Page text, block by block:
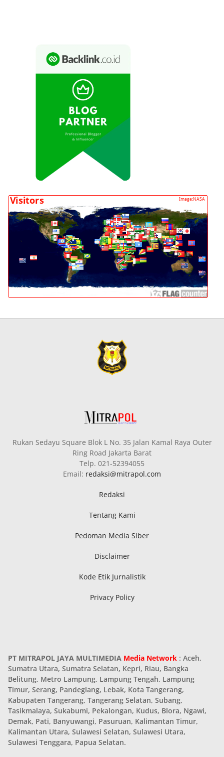
Rukan Sedayu Square Blok L No. 35 Jalan Kamal Raya Outer
Ring Road Jakarta Barat
Telp. 021-52394055
Email: redaksi@mitrapol.com
Redaksi
Tentang Kami
Pedoman Media Siber
Disclaimer
Kode Etik Jurnalistik
Privacy Policy
PT MITRAPOL JAYA MULTIMEDIA Media Network : Aceh,
Sumatra Utara, Sumatra Selatan, Kepri, Riau, Bangka
Belitung, Metro Lampung, Lampung Tengah, Lampung
Timur, Serang, Pandeglang, Lebak, Kota Tangerang,
Kabupaten Tangerang, Tangerang Selatan, Subang,
Tasikmalaya, Sukabumi, Pekalongan, Kudus, Blora, Ngawi,
Demak, Pati, Banyuwangi, Pasuruan, Kalimantan Timur,
Kalimantan Utara, Sulawesi Selatan, Sulawesi Utara,
Sulawesi Tenggara, Papua Selatan.